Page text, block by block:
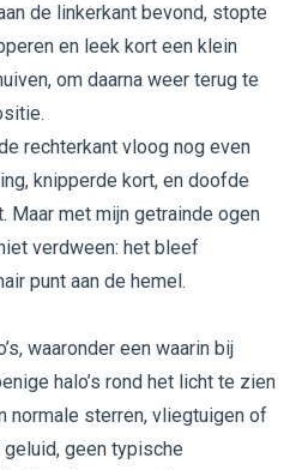
de linkerkant bevond, stopte
en leek kort een klein
om daarna weer terug te
rechterkant vloog nog even
knipperde kort, en doofde
Maar met mijn getrainde ogen
verdween: het bleef
punt aan de hemel.
waaronder een waarin bij
halo’s rond het licht te zien
normale sterren, vliegtuigen of
geen typische